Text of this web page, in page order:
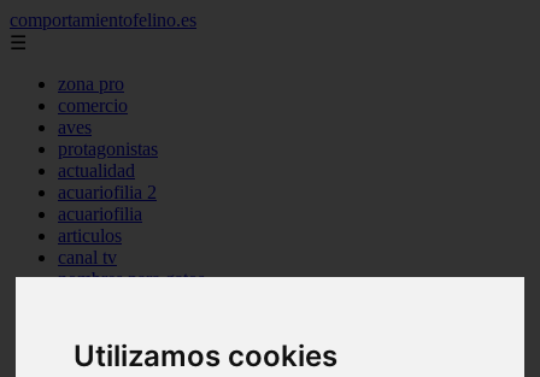
Utilizamos cookies
comportamientofelino.es
☰
zona pro
comercio
aves
protagonistas
actualidad
acuariofilia 2
acuariofilia
articulos
canal tv
nombres para gatos
uncategorized
zona pro